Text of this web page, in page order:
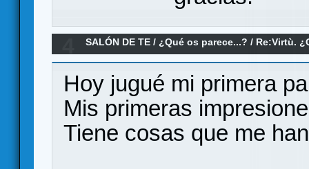
SALÓN DE TE / ¿Qué os parece...? / Re:Virtù.
Hoy jugué mi primera
Mis primeras
Tiene cosas que me